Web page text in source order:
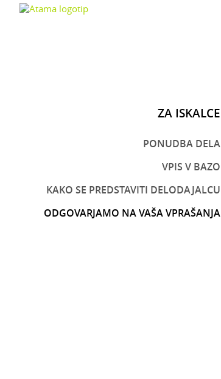
ZA ISKALCE
PONUDBA DELA
VPIS V BAZO
KAKO SE PREDSTAVITI DELODAJALCU
ODGOVARJAMO NA VAŠA VPRAŠANJA